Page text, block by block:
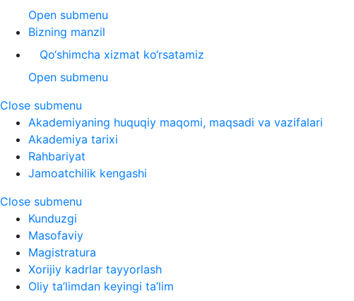
Open submenu
Bizning manzil
Qo‘shimcha xizmat ko‘rsatamiz
Open submenu
Close submenu
Akademiyaning huquqiy maqomi, maqsadi va vazifalari
Akademiya tarixi
Rahbariyat
Jamoatchilik kengashi
Close submenu
Kunduzgi
Masofaviy
Magistratura
Xorijiy kadrlar tayyorlash
Oliy ta’limdan keyingi ta’lim